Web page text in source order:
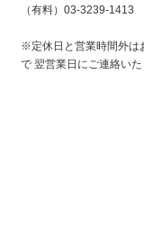
（有料）03-3239-1413
※定休日と営業時間外は
で 翌営業日にご連絡い